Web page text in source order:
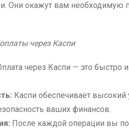
Они окажут вам
через Каспи
через Каспи — это быстро
Каспи обеспечивает
ваших финансов.
После каждой операции вы